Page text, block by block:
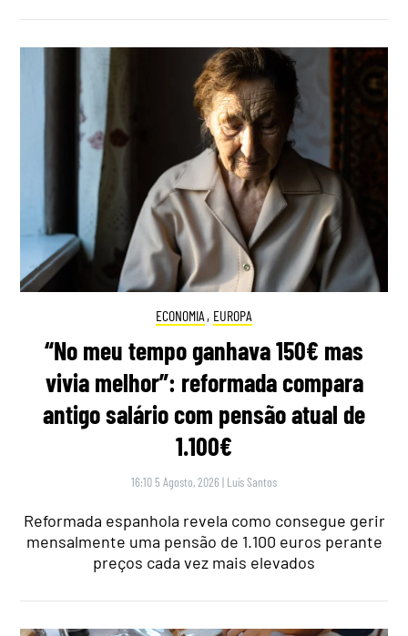
ECONOMIA , EUROPA
“No meu tempo ganhava 150€ mas
vivia melhor”: reformada compara
antigo salário com pensão atual de
1.100€
16:10 5 Agosto, 2026 | Luís Santos
Reformada espanhola revela como consegue gerir
mensalmente uma pensão de 1.100 euros perante
preços cada vez mais elevados